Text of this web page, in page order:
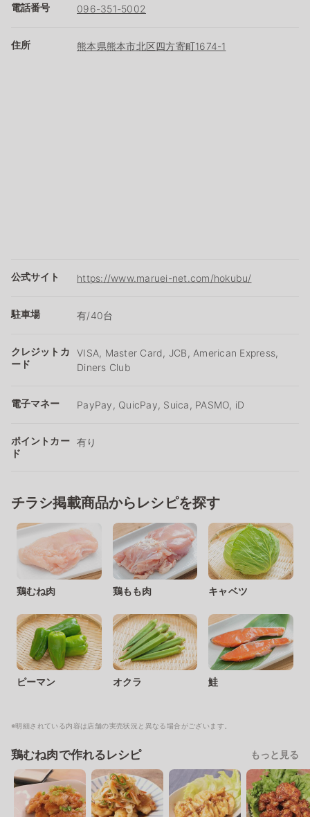
電話番号 096-351-5002
住所 熊本県熊本市北区四方寄町1674-1
公式サイト https://www.maruei-net.com/hokubu/
駐車場 有/40台
クレジットカ
ード
VISA, Master Card, JCB, American Express,
Diners Club
電子マネー PayPay, QuicPay, Suica, PASMO, iD
ポイントカー
ド
有り
チラシ掲載商品からレシピを探す
鶏むね肉 鶏もも肉 キャベツ
ピーマン オクラ 鮭
※明細されている内容は店舗の実売状況と異なる場合がございます。
鶏むね肉で作れるレシピ もっと見る